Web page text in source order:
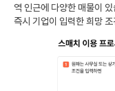
역 인근에 다양한 매물이
즉시 기업이 입력한 희망